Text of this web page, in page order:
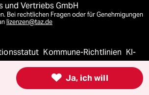
und Vertriebs GmbH
Bei rechtlichen Fragen oder für Genehmigungen
lizenzen@taz.de
Kommune-Richtlinien KI-
Datenschutz Impressum AGB
 Ja, ich will